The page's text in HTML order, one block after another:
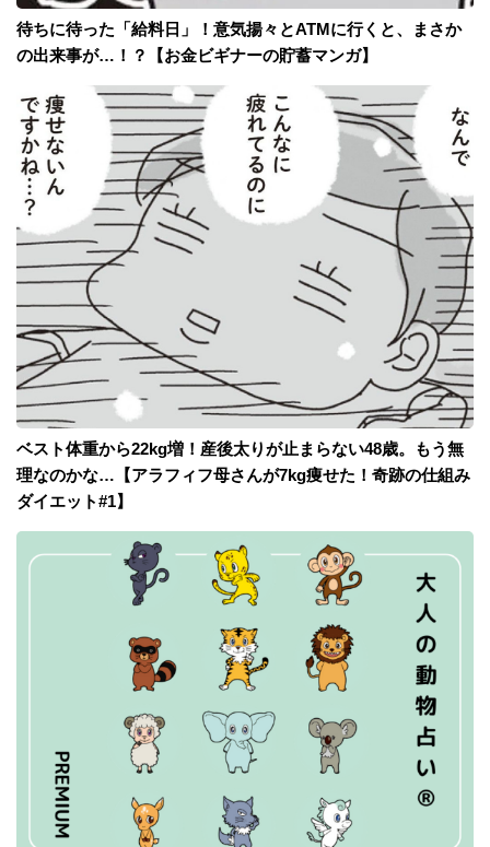
待ちに待った「給料日」！意気揚々とATMに行くと、まさか
の出来事が…！？【お金ビギナーの貯蓄マンガ】
ベスト体重から22kg増！産後太りが止まらない48歳。もう無
理なのかな…【アラフィフ母さんが7kg痩せた！奇跡の仕組み
ダイエット#1】